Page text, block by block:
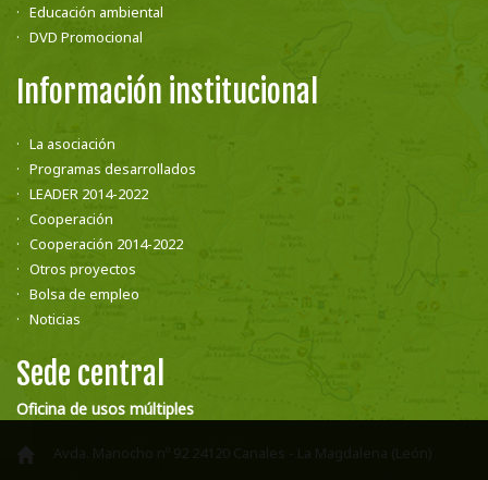
Educación ambiental
DVD Promocional
Información institucional
La asociación
Programas desarrollados
LEADER 2014-2022
Cooperación
Cooperación 2014-2022
Otros proyectos
Bolsa de empleo
Noticias
Sede central
Oficina de usos múltiples
Avda. Manocho nº 92 24120 Canales - La Magdalena (León)